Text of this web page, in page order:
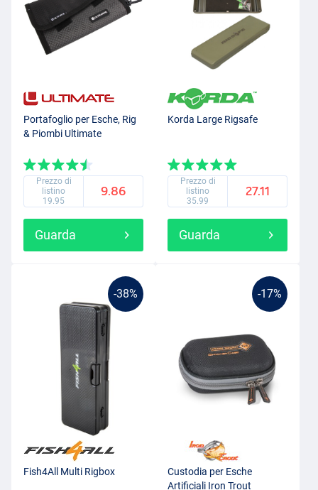
Portafoglio per Esche, Rig
& Piombi Ultimate
Prezzo di
listino
19.95
9.86
Guarda
Korda Large Rigsafe
Prezzo di
listino
35.99
27.11
Guarda
-38%
Fish4All Multi Rigbox
-17%
Custodia per Esche
Artificiali Iron Trout